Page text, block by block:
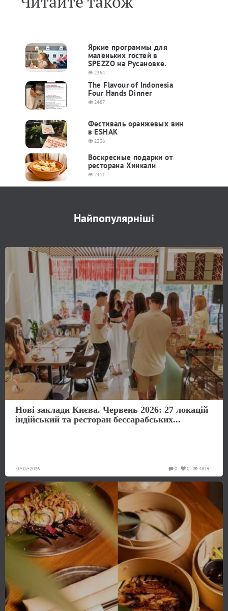
Яркие программы для
маленьких гостей в
SPEZZO на Русановке.
2354
The Flavour of Indonesia
Four Hands Dinner
2487
Фестиваль оранжевых вин
в ESHAK
2336
Воскресные подарки от
ресторана Хинкали
2411
Найпопулярніші
Нові заклади Києва. Червень 2026: 27 локацій
індійський та ресторан бессарабських...
07-07-2026 4819
0
0